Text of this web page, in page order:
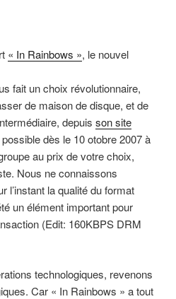
« In Rainbows », le nouvel
fait un choix révolutionnaire,
de maison de disque, et de
depuis son site
dès le 10 otobre 2007 à
au prix de votre choix,
Nous ne connaissons
l’instant la qualité du format
un élément important pour
(Edit: 160KBPS DRM
technologiques, revenons
Car « In Rainbows » a tout